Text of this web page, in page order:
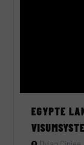
EGYPTE